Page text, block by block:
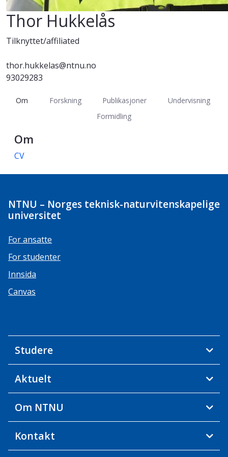
Thor Hukkelås
Tilknyttet/affiliated
thor.hukkelas@ntnu.no
93029283
Om Forskning Publikasjoner
Undervisning
Formidling
Om
CV
NTNU – Norges teknisk-naturvitenskapelige
universitet
For ansatte
For studenter
Innsida
Canvas
Studere
Aktuelt
Om NTNU
Kontakt